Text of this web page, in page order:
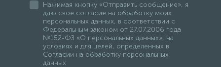
Нажимая кнопку «Отправить сообщение», я
даю свое согласие на обработку моих
персональных данных, в соответствии с
Федеральным законом от 27.07.2006 года
№152-ФЗ «О персональных данных», на
условиях и для целей, определенных в
Согласии на обработку персональных
данных